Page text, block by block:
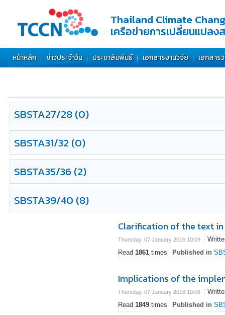
Thailand Climate
เครือข่ายการเปลี่ยนแปลง
หน้าหลัก ข่าวประจำวัน ประชาสัมพันธ์ เอกสารงานวิจัย เอกสาร
SBSTA27/28(0)
SBSTA31/32 (0)
SBSTA35/36(2)
SBSTA39/40 (8)
Clarification of the text
Thursday, 07 January 2016 10:09
Read 1861 times Published in
Implications of the
Thursday, 07 January 2016 10:06
Read 1849 times Published in